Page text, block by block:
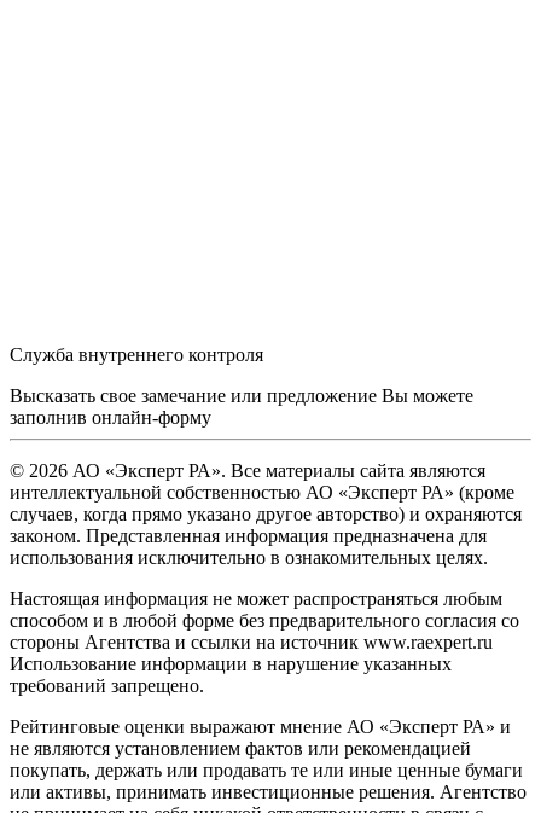
Служба внутреннего контроля
Высказать свое замечание или предложение Вы можете
заполнив онлайн-форму
© 2026 АО «Эксперт РА». Все материалы сайта являются
интеллектуальной собственностью АО «Эксперт РА» (кроме
случаев, когда прямо указано другое авторство) и охраняются
законом. Представленная информация предназначена для
использования исключительно в ознакомительных целях.
Настоящая информация не может распространяться любым
способом и в любой форме без предварительного согласия со
стороны Агентства и ссылки на источник www.raexpert.ru
Использование информации в нарушение указанных
требований запрещено.
Рейтинговые оценки выражают мнение АО «Эксперт РА» и
не являются установлением фактов или рекомендацией
покупать, держать или продавать те или иные ценные бумаги
или активы, принимать инвестиционные решения. Агентство